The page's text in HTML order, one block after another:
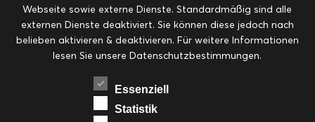
Desserts Kulinarik Kulinarische Mitbringsel &
Eingemachtes Ohne Kategorie Ostern Resteküche
RezepteSaisonalSliderStartseite
Suppen, Salate & Vorspeisen
Vorspeisen, Salate & Suppen
Webseite sowie externe Dienste. Standardmäßig sind alle
externen Dienste deaktiviert. Sie können diese jedoch nach
belieben aktivieren & deaktivieren. Für weitere Informationen
lesen Sie unsere Datenschutzbestimmungen.
Essenziell
Statistik